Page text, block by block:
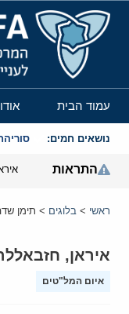
המרכז
עמוד הבית
נושאים חמים: סוריה
התראות
ראשי > בלוגים > תימן
איראן,
איום המל"טים